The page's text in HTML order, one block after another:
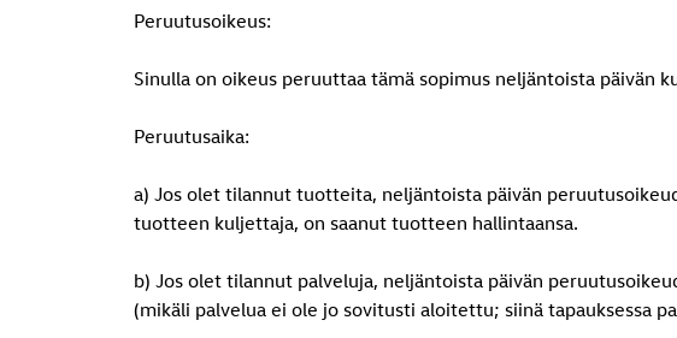
Peruutusoikeus:
Sinulla on oikeus peruuttaa tämä sopimus neljäntoista päivän
Peruutusaika:
a) Jos olet tilannut tuotteita, neljäntoista päivän
tuotteen kuljettaja, on saanut tuotteen hallintaansa.
b) Jos olet tilannut palveluja, neljäntoista päivän
(mikäli palvelua ei ole jo sovitusti aloitettu; siinä tapauksessa